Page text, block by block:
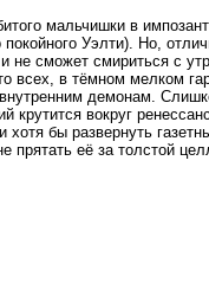
мальчишки в
Уэлти). Но,
не сможет смириться с
всех, в тёмном мелком
демонам.
крутится вокруг
хотя бы развернуть
прятать её за толстой